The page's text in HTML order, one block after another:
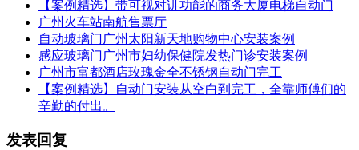
【案例精选】带可视对讲功能的商务大厦电梯自动门
广州火车站南航售票厅
自动玻璃门广州太阳新天地购物中心安装案例
感应玻璃门广州市妇幼保健院发热门诊安装案例
广州市富都酒店玫瑰金全不锈钢自动门完工
【案例精选】自动门安装从空白到完工，全靠师傅们的
辛勤的付出。
发表回复